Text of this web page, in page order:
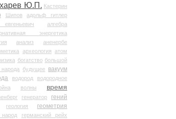
Ю.П. Кастерин
Шипов
адольф гитлер
алгебра
энергетика
анализ аненербе
археология атом
богатство большой
будущее вакуум
водород
водородное
волны
время
генератор гений
геология
геометрия
народ
германский рейх